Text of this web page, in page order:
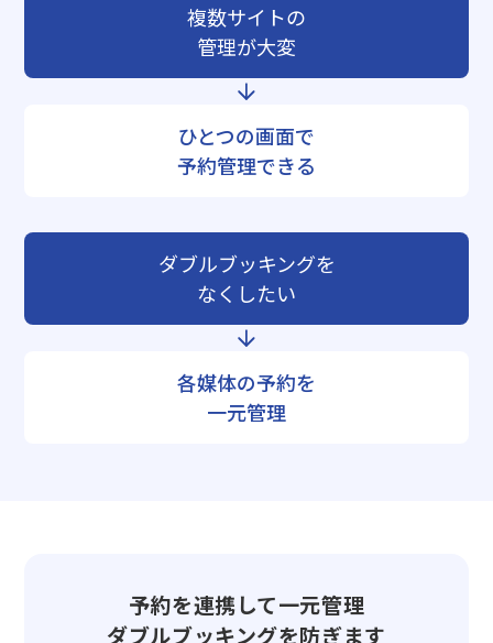
複数サイトの
管理が大変
ひとつの画面で
予約管理できる
ダブルブッキングを
なくしたい
各媒体の予約を
一元管理
予約を連携して一元管理
ダブルブッキングを防ぎます